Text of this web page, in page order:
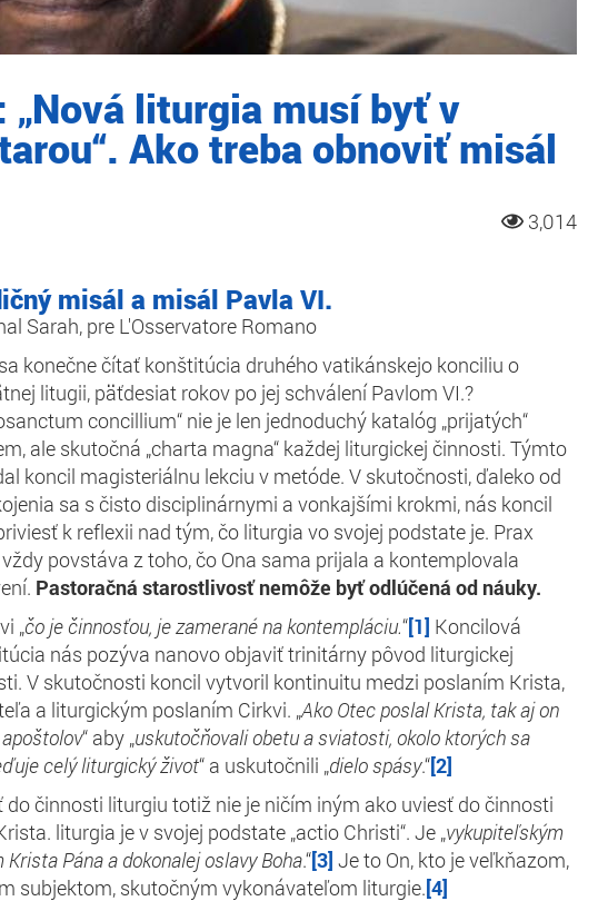
„Nová liturgia musí byť v
Ako treba obnoviť misál
3,014
misál a misál Pavla VI.
Sarah, pre L'Osservatore Romano
konečne čítať konštitúcia druhého vatikánskejo konciliu o
litugii, päťdesiat rokov po jej schválení Pavlom VI.?
concillium“ nie je len jednoduchý katalóg „prijatých“
ale skutočná „charta magna“ každej liturgickej činnosti. Týmto
koncil magisteriálnu lekciu v metóde. V skutočnosti, ďaleko od
sa s čisto disciplinárnymi a vonkajšími krokmi, nás koncil
k reflexii nad tým, čo liturgia vo svojej podstate je. Prax
povstáva z toho, čo Ona sama prijala a kontemplovala
Pastoračná starostlivosť nemôže byť odlúčená od náuky.
„čo je činnosťou, je zamerané na kontempláciu.“[1] Koncilová
nás pozýva nanovo objaviť trinitárny pôvod liturgickej
V skutočnosti koncil vytvoril kontinuitu medzi poslaním Krista,
a liturgickým poslaním Cirkvi. „Ako Otec poslal Krista, tak aj on
“ aby „uskutočňovali obetu a sviatosti, okolo ktorých sa
celý liturgický život“ a uskutočnili „dielo spásy.“[2]
do činnosti liturgiu totiž nie je ničím iným ako uviesť do činnosti
liturgia je v svojej podstate „actio Christi“. Je „vykupiteľským
Krista Pána a dokonalej oslavy Boha.“[3] Je to On, kto je veľkňazom,
subjektom, skutočným vykonávateľom liturgie.[4]